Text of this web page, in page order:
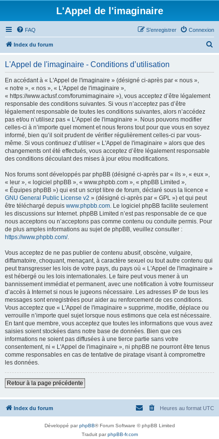
L'Appel de l'imaginaire
FAQ Connexion
S’enregistrer
Index du forum
L'Appel de l'imaginaire - Conditions d’utilisation
En accédant à « L'Appel de l'imaginaire » (désigné ci-après par « nous »,
« notre », « nos », « L'Appel de l'imaginaire »,
« https://www.actusf.com/forumimaginaire »), vous acceptez d’être légalement
responsable des conditions suivantes. Si vous n’acceptez pas d’être
légalement responsable de toutes les conditions suivantes, alors n’accédez
pas et/ou n’utilisez pas « L'Appel de l'imaginaire ». Nous pouvons modifier
celles-ci à n’importe quel moment et nous ferons tout pour que vous en soyez
informé, bien qu’il soit prudent de vérifier régulièrement celles-ci par vous-
même. Si vous continuez d’utiliser « L'Appel de l'imaginaire » alors que des
changements ont été effectués, vous acceptez d’être légalement responsable
des conditions découlant des mises à jour et/ou modifications.
Nos forums sont développés par phpBB (désigné ci-après par « ils », « eux »,
« leur », « logiciel phpBB », « www.phpbb.com », « phpBB Limited »,
« Équipes phpBB ») qui est un script libre de forum, déclaré sous la licence «
GNU General Public License v2 » (désigné ci-après par « GPL ») et qui peut
être téléchargé depuis www.phpbb.com. Le logiciel phpBB facilite seulement
les discussions sur Internet. phpBB Limited n’est pas responsable de ce que
nous acceptons ou n’acceptons pas comme contenu ou conduite permis. Pour
de plus amples informations au sujet de phpBB, veuillez consulter :
https://www.phpbb.com/.
Vous acceptez de ne pas publier de contenu abusif, obscène, vulgaire,
diffamatoire, choquant, menaçant, à caractère sexuel ou tout autre contenu qui
peut transgresser les lois de votre pays, du pays où « L'Appel de l'imaginaire »
est hébergé ou les lois internationales. Le faire peut vous mener à un
bannissement immédiat et permanent, avec une notification à votre fournisseur
d’accès à Internet si nous le jugeons nécessaire. Les adresses IP de tous les
messages sont enregistrées pour aider au renforcement de ces conditions.
Vous acceptez que « L'Appel de l'imaginaire » supprime, modifie, déplace ou
verrouille n’importe quel sujet lorsque nous estimons que cela est nécessaire.
En tant que membre, vous acceptez que toutes les informations que vous avez
saisies soient stockées dans notre base de données. Bien que ces
informations ne soient pas diffusées à une tierce partie sans votre
consentement, ni « L'Appel de l'imaginaire », ni phpBB ne pourront être tenus
comme responsables en cas de tentative de piratage visant à compromettre
les données.
Retour à la page précédente
Index du forum Heures au format UTC
Développé parphpBB® Forum Software © phpBB Limited
Traduit parphpBB-fr.com